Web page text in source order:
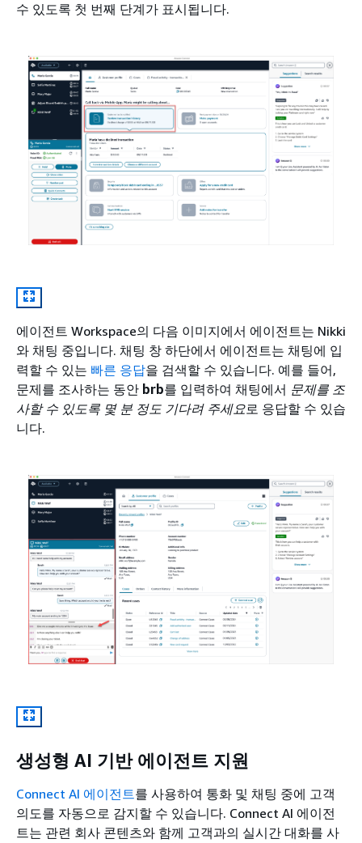
수 있도록 첫 번째 단계가 표시됩니다.
에이전트 Workspace의 다음 이미지에서 에이전트는 Nikki
와 채팅 중입니다. 채팅 창 하단에서 에이전트는 채팅에 입
력할 수 있는 빠른 응답을 검색할 수 있습니다. 예를 들어,
문제를 조사하는 동안 brb를 입력하여 채팅에서 문제를 조
사할 수 있도록 몇 분 정도 기다려 주세요로 응답할 수 있습
니다.
생성형 AI 기반 에이전트 지원
Connect AI 에이전트를 사용하여 통화 및 채팅 중에 고객
의도를 자동으로 감지할 수 있습니다. Connect AI 에이전
트는 관련 회사 콘텐츠와 함께 고객과의 실시간 대화를 사